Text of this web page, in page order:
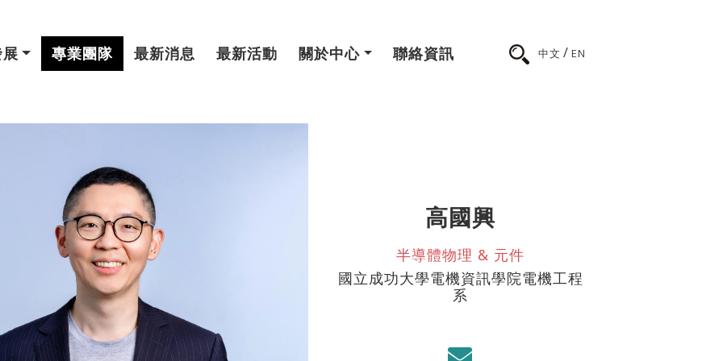
專業團隊 最新消息 最新活動 關於中心 聯絡資訊 中文 / EN
高國興
半導體物理 & 元件
國立成功大學電機資訊學院電機工程
系